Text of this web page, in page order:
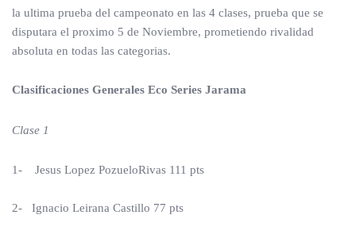
la ultima prueba del campeonato en las 4 clases, prueba que se
disputara el proximo 5 de Noviembre, prometiendo rivalidad
absoluta en todas las categorias.
Clasificaciones Generales Eco Series Jarama
Clase 1
1- Jesus Lopez PozueloRivas 111 pts
2- Ignacio Leirana Castillo 77 pts